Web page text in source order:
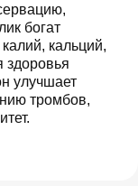
богат
кальций,
улучшает
тромбов,